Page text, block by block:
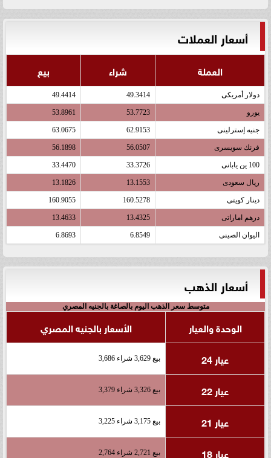
أسعار العملات
العملة شراء بيع
دولار أمريكى 49.3414
49.4414
يورو 53.7723
53.8961
جنيه إسترلينى 62.9153
63.0675
فرنك سويسرى 56.0507
56.1898
100 ين يابانى 33.3726
33.4470
ريال سعودى 13.1553
13.1826
دينار كويتى 160.5278
160.9055
درهم اماراتى 13.4325
13.4633
اليوان الصينى 6.8549
6.8693
أسعار الذهب
متوسط سعر الذهب اليوم بالصاغة بالجنيه المصري
الوحدة والعيار
الأسعار بالجنيه المصري
عيار 24
بيع 3,629 شراء 3,686
عيار 22 بيع 3,326 شراء 3,379
عيار 21 بيع 3,175 شراء 3,225
عيار 18 بيع 2,721 شراء 2,764